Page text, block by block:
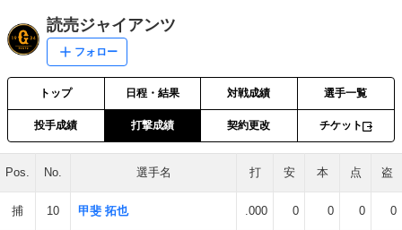
読売ジャイアンツ
フォロー
トップ 日程・結果 対戦成績 選手一覧
投手成績 打撃成績 契約更改 チケット
Pos. No. 選手名 打 安 本 点 盗
捕 10 甲斐 拓也 .000 0 0 0 0